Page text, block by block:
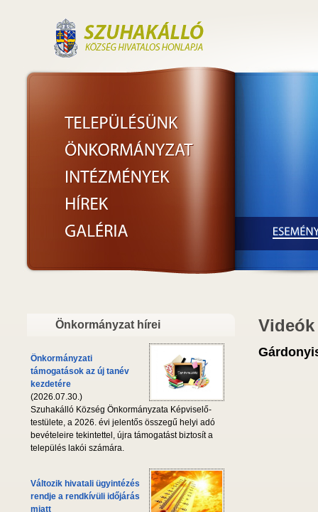
Önkormányzat hírei
Önkormányzati
támogatások az új tanév
kezdetére
(2026.07.30.)
Szuhakálló Község Önkormányzata Képviselő-
testülete, a 2026. évi jelentős összegű helyi adó
bevételeire tekintettel, újra támogatást biztosít a
település lakói számára.
Változik hivatali ügyintézés
rendje a rendkívüli időjárás
miatt
Videók